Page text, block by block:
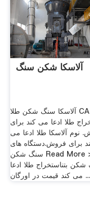
آلاسکا شکن سنگ
آلاسکا سنگ شکن طلا CA
طلا ادعا می کند برای
نوم آلاسکا طلا ادعا می
برای فروش.دستگاه های
سنگ شکن Read More >> فک
بتن استخراج طلا ادعا
می کند قیمت در اورگان ...